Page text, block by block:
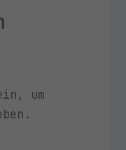
um